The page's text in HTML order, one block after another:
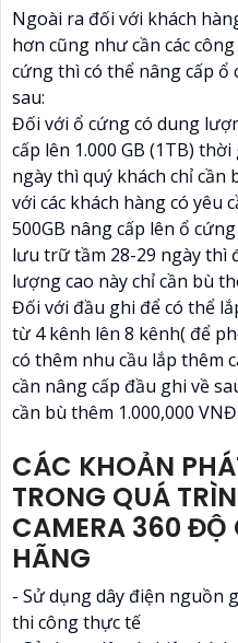
Ngoài ra đối với khách
hơn cũng như cần các
cứng thì có thể nâng cấp ổ
sau:
Đối với ổ cứng có dung
cấp lên 1.000 GB (1TB)
ngày thì quý khách chỉ cần
với các khách hàng có yêu
500GB nâng cấp lên ổ
lưu trữ tầm 28-29 ngày thì
lượng cao này chỉ cần bù
Đối với đầu ghi để có thể
từ 4 kênh lên 8 kênh( để
có thêm nhu cầu lắp thêm
cần nâng cấp đầu ghi về
cần bù thêm 1.000,000 VNĐ
CÁC KHOẢN
TRONG QUÁ
CAMERA 360 ĐỘ
HÃNG
- Sử dụng dây điện nguồn
thi công thực tế